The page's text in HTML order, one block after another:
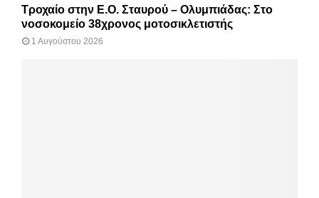
Τροχαίο στην Ε.Ο. Σταυρού – Ολυμπιάδας: Στο
νοσοκομείο 38χρονος μοτοσικλετιστής
1 Αυγούστου 2026